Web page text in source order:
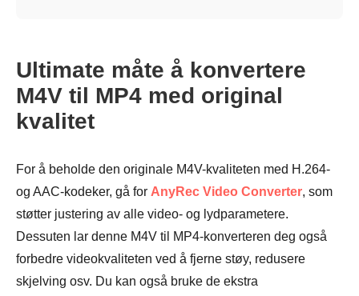
Ultimate måte å konvertere
M4V til MP4 med original
kvalitet
For å beholde den originale M4V-kvaliteten med H.264-
og AAC-kodeker, gå for AnyRec Video Converter, som
støtter justering av alle video- og lydparametere.
Dessuten lar denne M4V til MP4-konverteren deg også
forbedre videokvaliteten ved å fjerne støy, redusere
skjelving osv. Du kan også bruke de ekstra